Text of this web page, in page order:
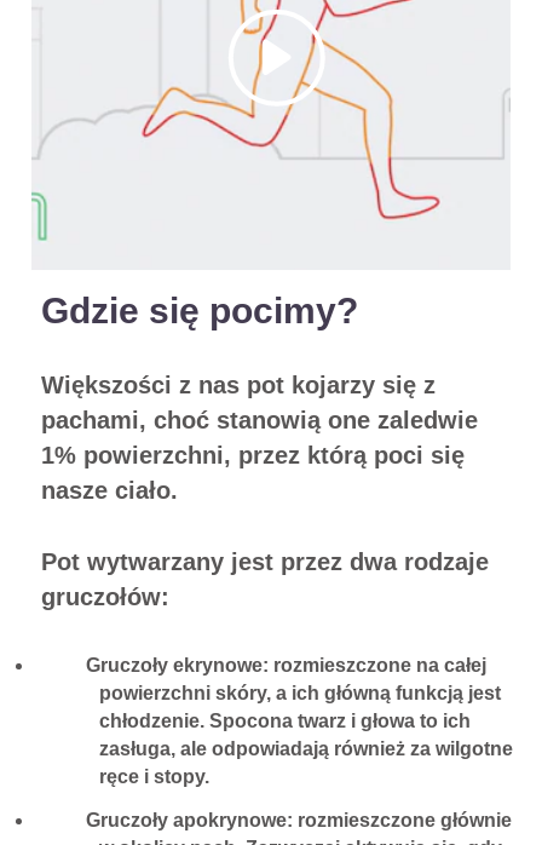
Play video Czym jest nadmierna
Gdzie się pocimy?
Większości z nas pot kojarzy się z
pachami, choć stanowią one zaledwie
1% powierzchni, przez którą poci się
nasze ciało.
Pot wytwarzany jest przez dwa rodzaje
gruczołów:
Gruczoły ekrynowe: rozmieszczone na całej
powierzchni skóry, a ich główną funkcją jest
chłodzenie. Spocona twarz i głowa to ich
zasługa, ale odpowiadają również za wilgotne
ręce i stopy.
Gruczoły apokrynowe: rozmieszczone głównie